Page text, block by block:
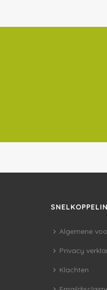
Algemene
Privacy
Klachten